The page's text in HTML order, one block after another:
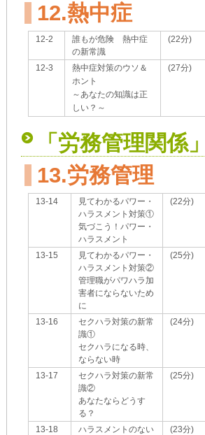
12.熱中症
12-2
誰もが危険 熱中症
の新常識
(22分)
12-3
熱中症対策のウソ＆
ホント
～あなたの知識は正
しい？～
(27分)
「労務管理関係
13.労務管理
13-14
見てわかるパワー・
ハラスメント対策①
気づこう！パワー・
ハラスメント
(22分)
13-15
見てわかるパワー・
ハラスメント対策②
管理職がパワハラ加
害者にならないため
に
(25分)
13-16
セクハラ対策の新常
識①
セクハラになる時、
ならない時
(24分)
13-17
セクハラ対策の新常
識②
あなたならどうす
る？
(25分)
13-18
ハラスメントのない
(23分)